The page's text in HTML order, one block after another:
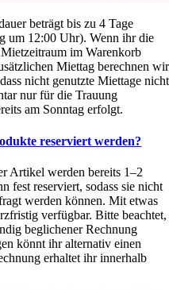
beträgt bis zu 4 Tage
um 12:00 Uhr). Wenn ihr die
im Warenkorb
Miettag berechnen wir
nicht genutzte Miettage nicht
nur für die Trauung
am Sonntag erfolgt.
reserviert werden?
Artikel werden bereits 1–2
fest reserviert, sodass sie nicht
werden können. Mit etwas
verfügbar. Bitte beachtet,
beglichener Rechnung
könnt ihr alternativ einen
erhaltet ihr innerhalb